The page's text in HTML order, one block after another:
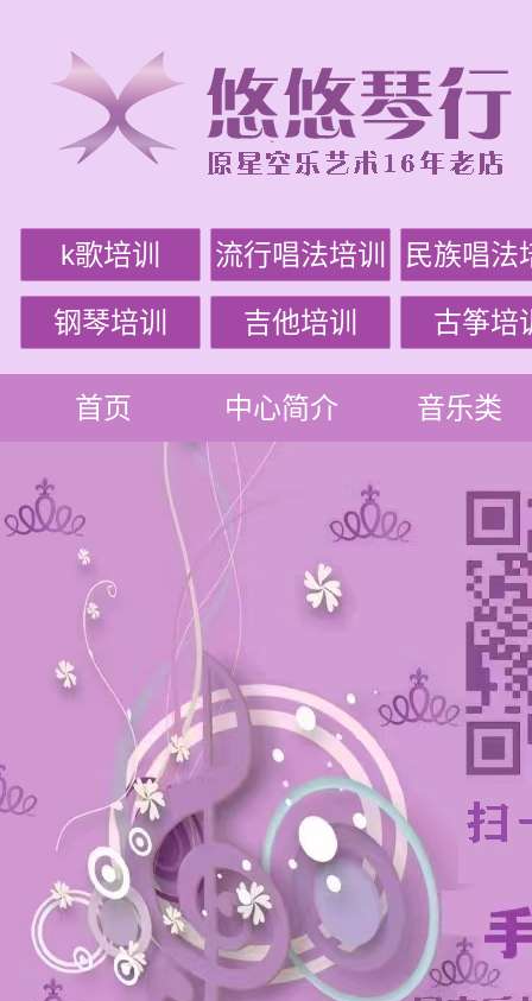
k歌培训 流行唱法培训 民族唱法
钢琴培训 吉他培训 古筝培
首页 中心简介 音乐类